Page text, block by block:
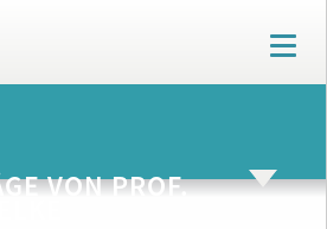
T
o
g
n
VON PROF.